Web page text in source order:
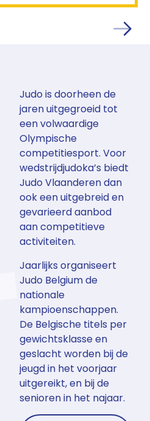
Judo is doorheen de
jaren uitgegroeid tot
een volwaardige
Olympische
competitiesport. Voor
wedstrijdjudoka’s biedt
Judo Vlaanderen dan
ook een uitgebreid en
gevarieerd aanbod
aan competitieve
activiteiten.
Jaarlijks organiseert
Judo Belgium de
nationale
kampioenschappen.
De Belgische titels per
gewichtsklasse en
geslacht worden bij de
jeugd in het voorjaar
uitgereikt, en bij de
senioren in het najaar.